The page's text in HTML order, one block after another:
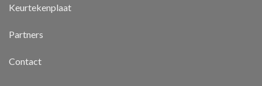
Keurtekenplaat
Partners
Contact